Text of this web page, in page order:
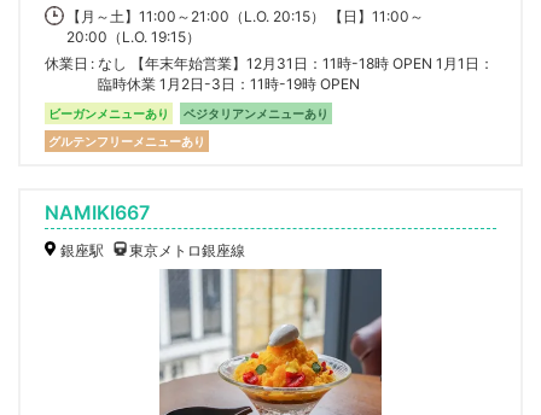
【月～土】11:00～21:00（L.O. 20:15） 【日】11:00～
20:00（L.O. 19:15）
休業日
なし 【年末年始営業】12月31日：11時-18時 OPEN 1月1日：
臨時休業 1月2日-3日：11時-19時 OPEN
ビーガンメニューあり
ベジタリアンメニューあり
グルテンフリーメニューあり
NAMIKI667
銀座駅 東京メトロ銀座線